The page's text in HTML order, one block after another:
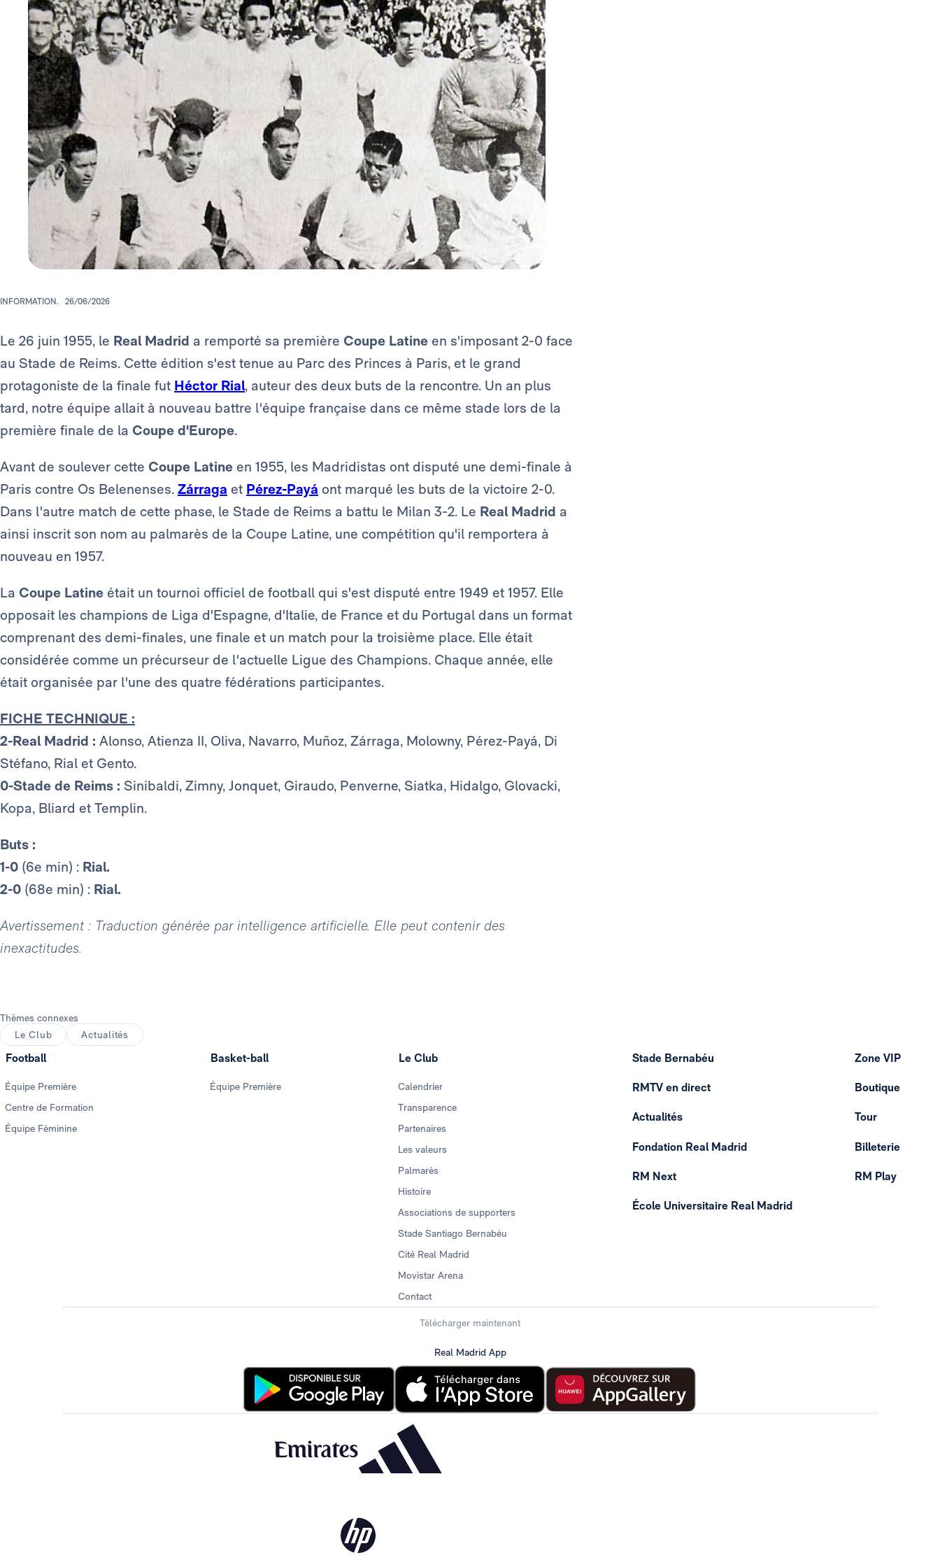
INFORMATION. 26/06/2026
Le 26 juin 1955, le Real Madrid a remporté sa première Coupe Latine en s'imposant 2-0 face
au Stade de Reims. Cette édition s'est tenue au Parc des Princes à Paris, et le grand
protagoniste de la finale fut Héctor Rial, auteur des deux buts de la rencontre. Un an plus
tard, notre équipe allait à nouveau battre l'équipe française dans ce même stade lors de la
première finale de la Coupe d'Europe.
Avant de soulever cette Coupe Latine en 1955, les Madridistas ont disputé une demi-finale à
Paris contre Os Belenenses. Zárraga et Pérez-Payá ont marqué les buts de la victoire 2-0.
Dans l'autre match de cette phase, le Stade de Reims a battu le Milan 3-2. Le Real Madrid a
ainsi inscrit son nom au palmarès de la Coupe Latine, une compétition qu'il remportera à
nouveau en 1957.
La Coupe Latine était un tournoi officiel de football qui s'est disputé entre 1949 et 1957. Elle
opposait les champions de Liga d'Espagne, d'Italie, de France et du Portugal dans un format
comprenant des demi-finales, une finale et un match pour la troisième place. Elle était
considérée comme un précurseur de l'actuelle Ligue des Champions. Chaque année, elle
était organisée par l'une des quatre fédérations participantes.
FICHE TECHNIQUE :
2-Real Madrid : Alonso, Atienza II, Oliva, Navarro, Muñoz, Zárraga, Molowny, Pérez-Payá, Di
Stéfano, Rial et Gento.
0-Stade de Reims : Sinibaldi, Zimny, Jonquet, Giraudo, Penverne, Siatka, Hidalgo, Glovacki,
Kopa, Bliard et Templin.
Buts :
1-0 (6e min) : Rial.
2-0 (68e min) : Rial.
Avertissement : Traduction générée par intelligence artificielle. Elle peut contenir des
inexactitudes.
Thèmes connexes
Le Club
Actualités
Football
Équipe Première
Centre de Formation
Équipe Féminine
Basket-ball
Équipe Première
Le Club
Calendrier
Transparence
Partenaires
Les valeurs
Palmarès
Histoire
Associations de supporters
Stade Santiago Bernabéu
Cité Real Madrid
Movistar Arena
Contact
Stade Bernabéu
RMTV en direct
Actualités
Fondation Real Madrid
RM Next
École Universitaire Real Madrid
Zone VIP
Boutique
Tour
Billeterie
RM Play
Télécharger maintenant
Real Madrid App